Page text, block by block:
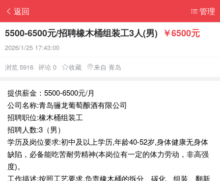
返回 管理
5500-6500元/招聘橡木桶组装工3人(男) ￥6500元
2026/1/25 17:43:00
浏览 5916 评论 0 收藏 来自 青岛
提供薪金：5500-6500元/月
公司名称:青岛骊龙葡萄酿酒有限公司
招聘职位:橡木桶组装工
招聘人数:3（男）
学历及岗位要求:初中及以上学历,年龄40-52岁,身体健康无身体
缺陷，必备能吃苦耐劳精神(本岗位有一定的体力劳动，非高强
度)。
工作描述:按照工艺要求,负责橡木桶的拆分、碳化、组装、翻新